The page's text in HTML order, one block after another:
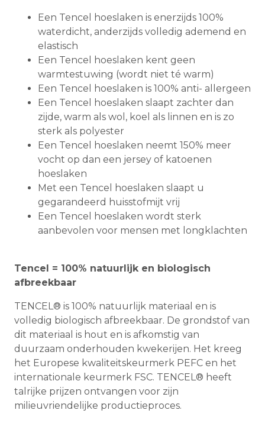
Een Tencel hoeslaken is enerzijds 100%
waterdicht, anderzijds volledig ademend en
elastisch
Een Tencel hoeslaken kent geen
warmtestuwing (wordt niet té warm)
Een Tencel hoeslaken is 100% anti- allergeen
Een Tencel hoeslaken slaapt zachter dan
zijde, warm als wol, koel als linnen en is zo
sterk als polyester
Een Tencel hoeslaken neemt 150% meer
vocht op dan een jersey of katoenen
hoeslaken
Met een Tencel hoeslaken slaapt u
gegarandeerd huisstofmijt vrij
Een Tencel hoeslaken wordt sterk
aanbevolen voor mensen met longklachten
Tencel = 100% natuurlijk en biologisch
afbreekbaar
TENCEL® is 100% natuurlijk materiaal en is
volledig biologisch afbreekbaar. De grondstof van
dit materiaal is hout en is afkomstig van
duurzaam onderhouden kwekerijen. Het kreeg
het Europese kwaliteitskeurmerk PEFC en het
internationale keurmerk FSC. TENCEL® heeft
talrijke prijzen ontvangen voor zijn
milieuvriendelijke productieproces.